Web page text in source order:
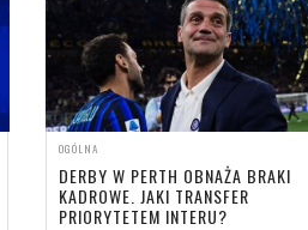
OGÓLNA
DERBY W PERTH OBNAŻA BRAKI
KADROWE. JAKI TRANSFER
PRIORYTETEM INTERU?